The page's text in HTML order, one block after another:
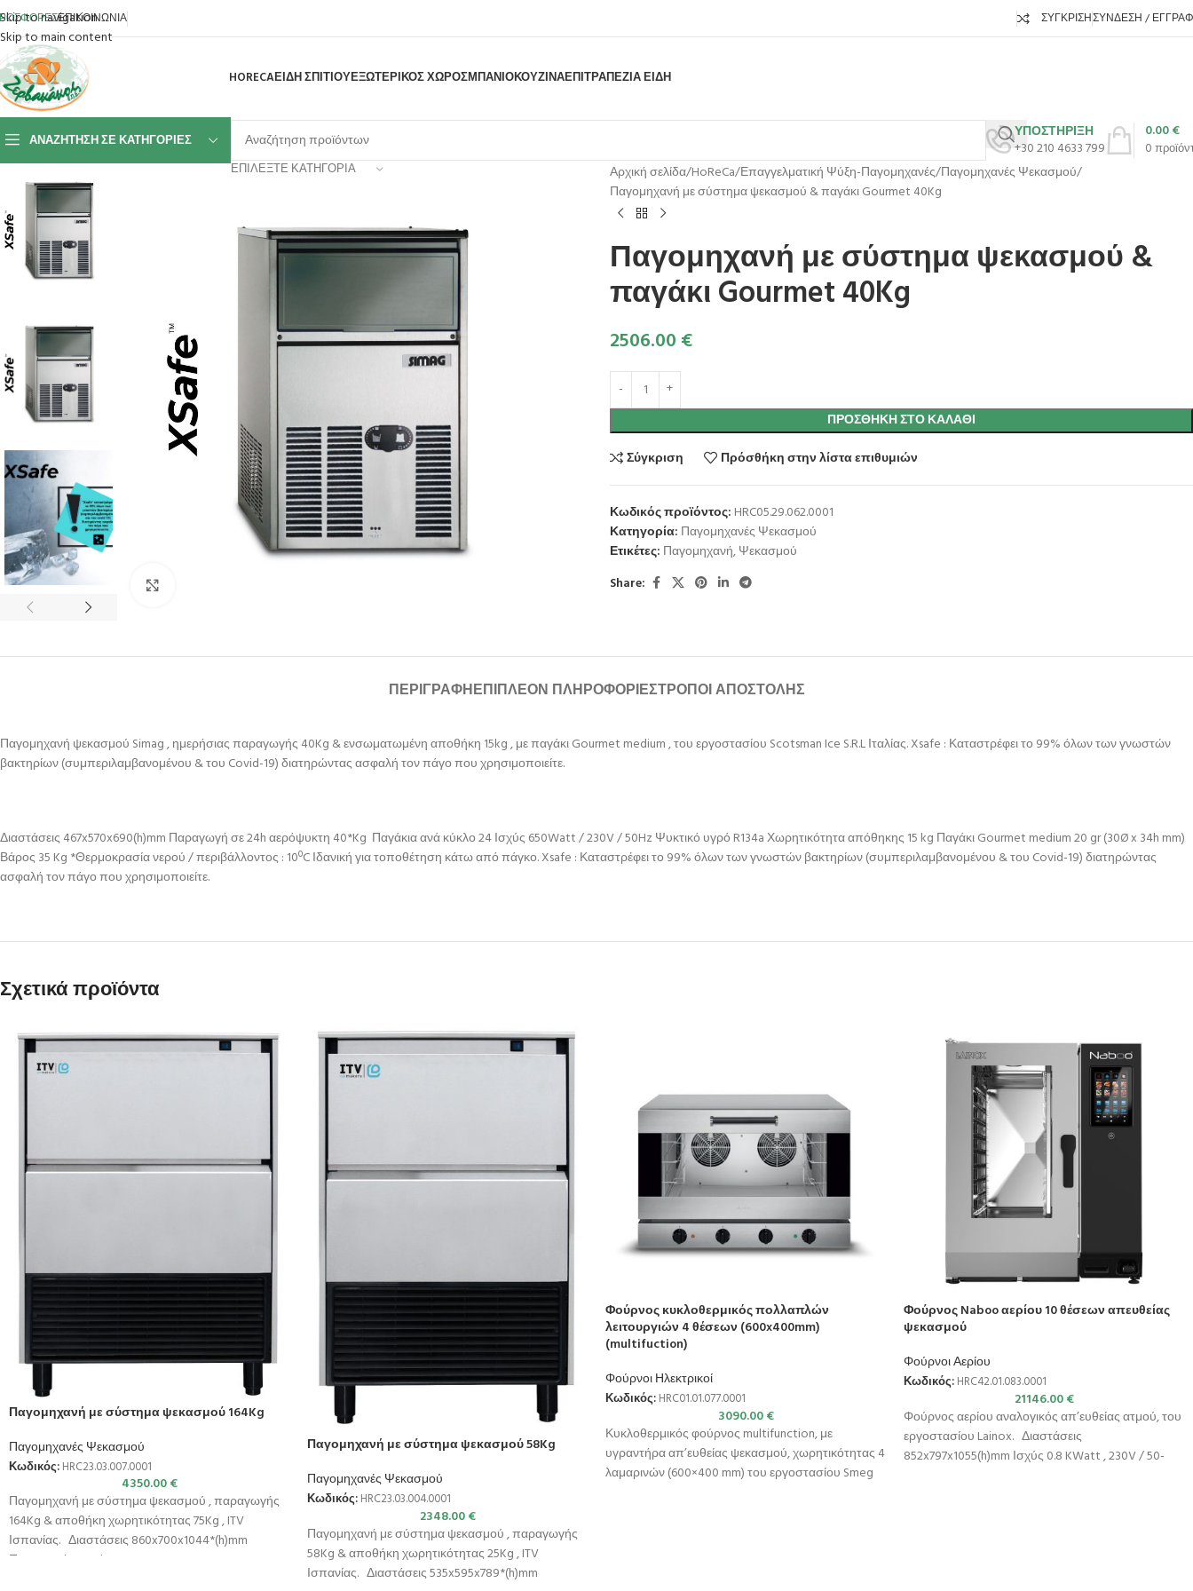
Skip to navigation
Skip to main content
ΕΠΙΚΟΙΝΩΝΙΑ ΣΎΓΚΡΙΣΗΣΎΝΔΕΣΗ /
HORECAΕΙΔΗ ΣΠΙΤΙΟΥΕΞΩΤΕΡΙΚΟΣ ΧΩΡΟΣΜΠΆΝΙΟΚΟΥΖΊΝΑΕΠΙΤΡΑΠΈΖΙΑ ΕΊΔΗ
ΑΝΑΖΉΤΗΣΗ ΣΕ ΚΑΤΗΓΟΡΊΕΣ
ΕΠΙΛΈΞΤΕ ΚΑΤΗΓΟΡΊΑ
ΥΠΟΣΤΗΡΙΞΗ
+30 210 4633 799
0
0.00€
Αρχική σελίδα HoReCa Επαγγελματική Ψύξη-Παγομηχανές Παγομηχανές Ψεκασμού
Παγομηχανή με σύστημα ψεκασμού & παγάκι Gourmet 40Kg
Παγομηχανή με σύστημα ψεκασμού &
παγάκι Gourmet 40Kg
2506.00 €
ΠΡΟΣΘΉΚΗ ΣΤΟ ΚΑΛΆΘΙ
Σύγκριση
Πρόσθήκη στην λίστα επιθυμιών
Κωδικός προϊόντος: HRC05.29.062.0001
Κατηγορία: Παγομηχανές Ψεκασμού
Ετικέτες: Παγομηχανή,Ψεκασμού
Share:
ΠΕΡΙΓΡΑΦΉΕΠΙΠΛΈΟΝ ΠΛΗΡΟΦΟΡΊΕΣΤΡΌΠΟΙ ΑΠΟΣΤΟΛΉΣ
Παγομηχανή ψεκασμού Simag , ημερήσιας παραγωγής 40Kg & ενσωματωμένη αποθήκη 15kg , με παγάκι Gourmet medium , του εργοστασίου Scotsman Ice S.R.L Ιταλίας. Xsafe : Καταστρέφει το 99% όλων των γνωστών
βακτηρίων (συμπεριλαμβανομένου & του Covid-19) διατηρώντας ασφαλή τον πάγο που χρησιμοποιείτε.
Διαστάσεις 467x570x690(h)mm Παραγωγή σε 24h αερόψυκτη 40*Kg Παγάκια ανά κύκλο 24 Ισχύς 650Watt / 230V / 50Hz Ψυκτικό υγρό R134a Χωρητικότητα απόθηκης 15 kg Παγάκι Gourmet medium 20 gr (30Ø x 34h mm)
Βάρος 35 Kg *Θερμοκρασία νερού / περιβάλλοντος : 10ºC Ιδανική για τοποθέτηση κάτω από πάγκο. Xsafe : Καταστρέφει το 99% όλων των γνωστών βακτηρίων (συμπεριλαμβανομένου & του Covid-19) διατηρώντας
ασφαλή τον πάγο που χρησιμοποιείτε.
Σχετικά προϊόντα
Παγομηχανή με σύστημα ψεκασμού 164Kg
Παγομηχανές Ψεκασμού
Κωδικός: HRC23.03.007.0001
4350.00€
Παγομηχανή με σύστημα ψεκασμού , παραγωγής
164Kg & αποθήκη χωρητικότητας 75Kg , ITV
Ισπανίας. Διαστάσεις 860x700x1044*(h)mm
Παραγωγή σε 24h
Παγομηχανή με σύστημα ψεκασμού 58Kg
Παγομηχανές Ψεκασμού
Κωδικός: HRC23.03.004.0001
2348.00€
Παγομηχανή με σύστημα ψεκασμού , παραγωγής
58Kg & αποθήκη χωρητικότητας 25Kg , ITV
Ισπανίας. Διαστάσεις 535x595x789*(h)mm
Φούρνος κυκλοθερμικός πολλαπλών
λειτουργιών 4 θέσεων (600x400mm)
(multifuction)
Φούρνοι Ηλεκτρικοί
Κωδικός: HRC01.01.077.0001
3090.00€
Κυκλοθερμικός φούρνος multifunction, με
υγραντήρα απ’ευθείας ψεκασμού, χωρητικότητας 4
λαμαρινών (600×400 mm) του εργοστασίου Smeg
Φούρνος Naboo αερίου 10 θέσεων απευθείας
ψεκασμού
Φούρνοι Αερίου
Κωδικός: HRC42.01.083.0001
21146.00€
Φούρνος αερίου αναλογικός απ’ευθείας ατμού, του
εργοστασίου Lainox. Διαστάσεις
852x797x1055(h)mm Ισχύς 0.8 KWatt , 230V / 50-